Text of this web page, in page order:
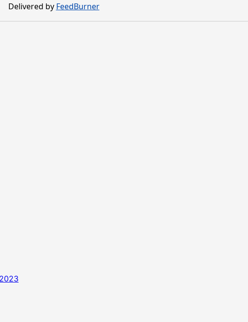
Delivered by FeedBurner